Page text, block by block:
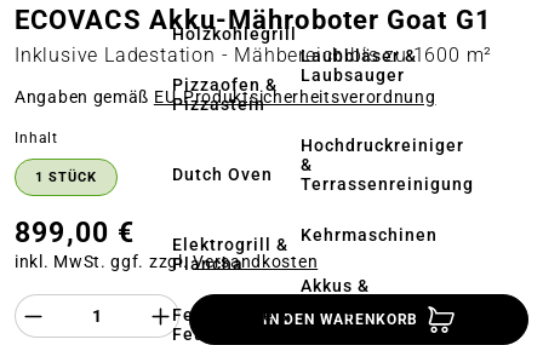
Holzkohlegrill
Pizzaofen &
Pizzastein
Dutch Oven
Elektrogrill &
Plancha
Feuerstelle &
Feuerschale
Laubbläser &
Laubsauger
Hochdruckreiniger
&
Terrassenreinigung
Kehrmaschinen
Akkus &
ECOVACS Akku-Mähroboter Goat G1
Inklusive Ladestation - Mähbereich bis zu 1600 m²
Angaben gemäß EU‑Produktsicherheitsverordnung
Inhalt
1 STÜCK
899,00 €
inkl. MwSt. ggf. zzgl.Versandkosten
Produkt Anzahl des Produktes
IN DEN WARENKORB